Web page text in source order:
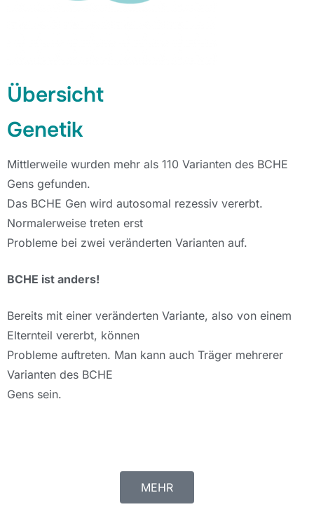
Übersicht
Genetik
Mittlerweile wurden mehr als 110 Varianten des BCHE
Gens gefunden.
Das BCHE Gen wird autosomal rezessiv vererbt.
Normalerweise treten erst
Probleme bei zwei veränderten Varianten auf.
BCHE ist anders!
Bereits mit einer veränderten Variante, also von einem
Elternteil vererbt, können
Probleme auftreten. Man kann auch Träger mehrerer
Varianten des BCHE
Gens sein.
MEHR